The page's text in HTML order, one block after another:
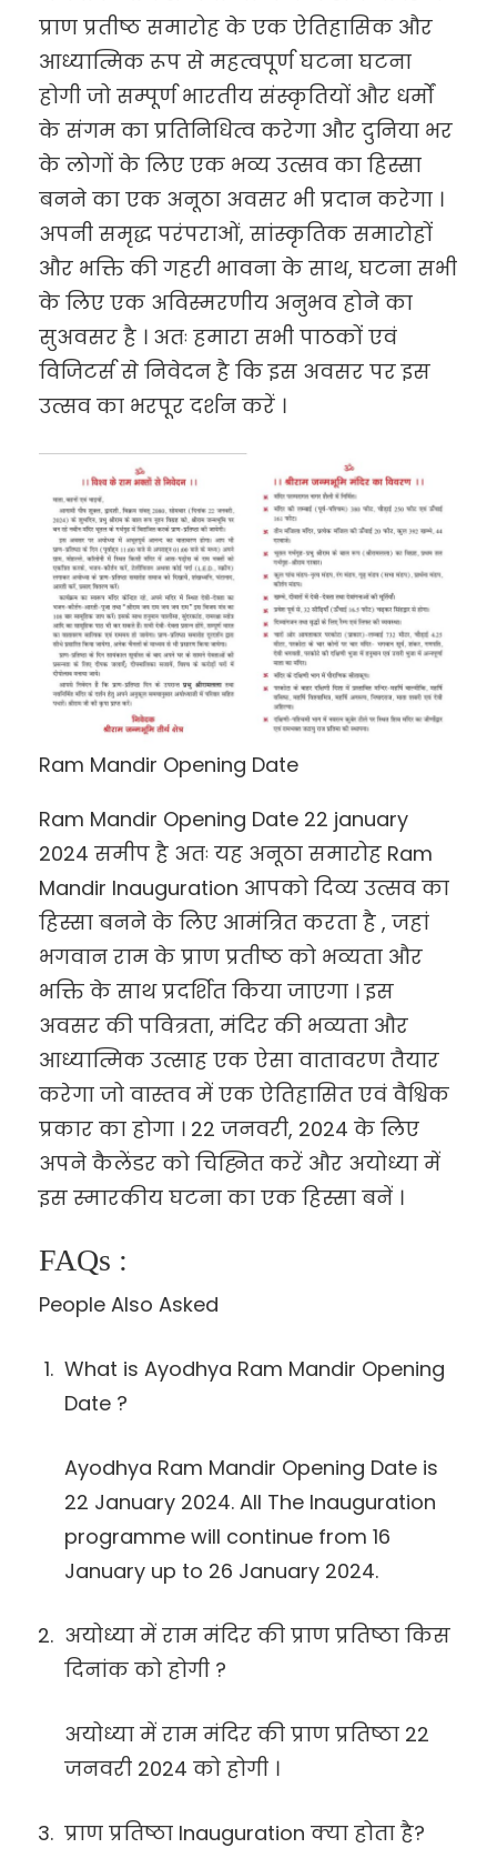
प्राण प्रतीष्ठ समारोह के एक ऐतिहासिक और
आध्यात्मिक रूप से महत्वपूर्ण घटना घटना
होगी जो सम्पूर्ण भारतीय संस्कृतियों और धर्मों
के संगम का प्रतिनिधित्व करेगा और दुनिया भर
के लोगों के लिए एक भव्य उत्सव का हिस्सा
बनने का एक अनूठा अवसर भी प्रदान करेगा ।
अपनी समृद्ध परंपराओं, सांस्कृतिक समारोहों
और भक्ति की गहरी भावना के साथ, घटना सभी
के लिए एक अविस्मरणीय अनुभव होने का
सुअवसर है । अतः हमारा सभी पाठकों एवं
विजिटर्स से निवेदन है कि इस अवसर पर इस
उत्सव का भरपूर दर्शन करें ।
Ram Mandir Opening Date
Ram Mandir Opening Date 22 january
2024 समीप है अतः यह अनूठा समारोह Ram
Mandir Inauguration आपको दिव्य उत्सव का
हिस्सा बनने के लिए आमंत्रित करता है , जहां
भगवान राम के प्राण प्रतीष्ठ को भव्यता और
भक्ति के साथ प्रदर्शित किया जाएगा । इस
अवसर की पवित्रता, मंदिर की भव्यता और
आध्यात्मिक उत्साह एक ऐसा वातावरण तैयार
करेगा जो वास्तव में एक ऐतिहासित एवं वैश्विक
प्रकार का होगा । 22 जनवरी, 2024 के लिए
अपने कैलेंडर को चिह्नित करें और अयोध्या में
इस स्मारकीय घटना का एक हिस्सा बनें ।
FAQs :
People Also Asked
What is Ayodhya Ram Mandir Opening
Date ?
Ayodhya Ram Mandir Opening Date is
22 January 2024. All The Inauguration
programme will continue from 16
January up to 26 January 2024.
अयोध्या में राम मंदिर की प्राण प्रतिष्ठा किस
दिनांक को होगी ?
अयोध्या में राम मंदिर की प्राण प्रतिष्ठा 22
जनवरी 2024 को होगी ।
प्राण प्रतिष्ठा Inauguration क्या होता है?